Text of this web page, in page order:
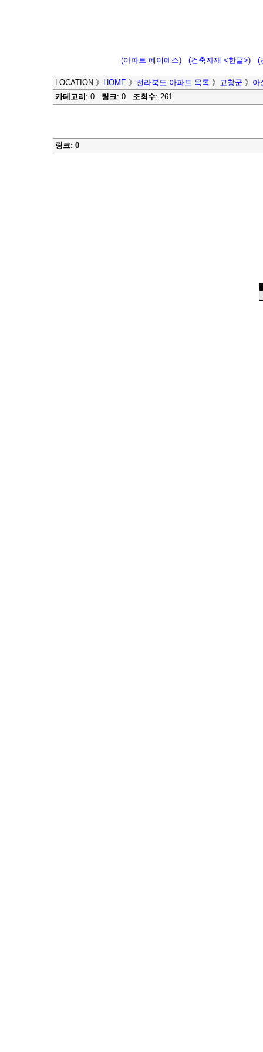
(아파트 에이에스) (건축자재 <한글>) (
LOCATION 》 HOME 》 전라북도-아파트 목록 》 고창군 》 아
카테고리 : 0 링크: 0 조회수: 261
링크: 0